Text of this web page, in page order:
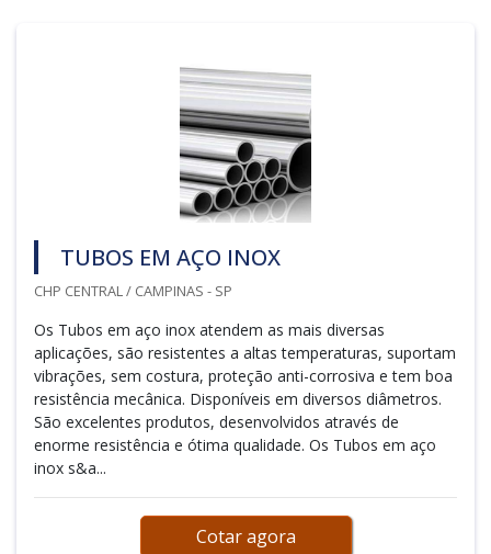
TUBOS EM AÇO INOX
CHP CENTRAL / CAMPINAS - SP
Os Tubos em aço inox atendem as mais diversas
aplicações, são resistentes a altas temperaturas, suportam
vibrações, sem costura, proteção anti-corrosiva e tem boa
resistência mecânica. Disponíveis em diversos diâmetros.
São excelentes produtos, desenvolvidos através de
enorme resistência e ótima qualidade. Os Tubos em aço
inox s&a...
Cotar agora